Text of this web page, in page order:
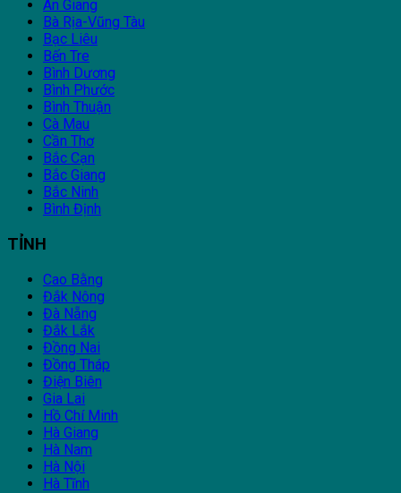
An Giang
Bà Rịa-Vũng Tàu
Bạc Liêu
Bến Tre
Bình Dương
Bình Phước
Bình Thuận
Cà Mau
Cần Thơ
Bắc Cạn
Bắc Giang
Bắc Ninh
Bình Định
TỈNH
Cao Bằng
Đắk Nông
Đà Nẵng
Đắk Lắk
Đồng Nai
Đồng Tháp
Điện Biên
Gia Lai
Hồ Chí Minh
Hà Giang
Hà Nam
Hà Nội
Hà Tĩnh